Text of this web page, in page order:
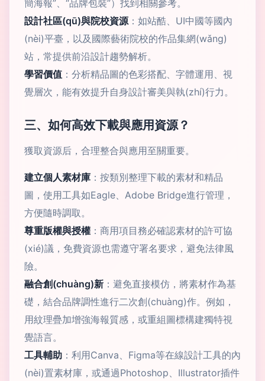
簡海報”、“品牌包裝”）找到相關參考。
設計社區(qū)與院校資源：如站酷、UI中國等國內
(nèi)平臺，以及國際藝術院校的作品集網(wǎng)
站，常提供前沿設計趨勢解析。
學習價值 ：分析精品圖的色彩搭配、字體運用、視
覺層次，能有效提升自身設計審美與執(zhí)行力。
三、如何高效下載與應用資源？
獲取資源后，合理整合與應用至關重要。
建立個人素材庫 ：按類別整理下載的素材和精品
圖，使用工具如Eagle、Adobe Bridge進行管理，
方便隨時調取。
尊重版權與授權 ：商用項目務必確認素材的許可協
(xié)議，免費資源也需遵守署名要求，避免法律風
險。
融合創(chuàng)新 ：避免直接模仿，將素材作為基
礎，結合品牌調性進行二次創(chuàng)作。例如，
用紋理疊加增強海報質感，或重組圖標構建獨特視
覺語言。
工具輔助 ：利用Canva、Figma等在線設計工具的內
(nèi)置素材庫，或通過Photoshop、Illustrator插件